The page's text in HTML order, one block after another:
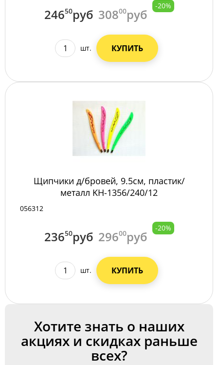
24650руб 30800руб
-20%
шт. КУПИТЬ
Щипчики д/бровей, 9.5см, пластик/
металл KH-1356/240/12
056312
23650руб 29600руб
-20%
шт. КУПИТЬ
Хотите знать о наших
акциях и скидках раньше
всех?